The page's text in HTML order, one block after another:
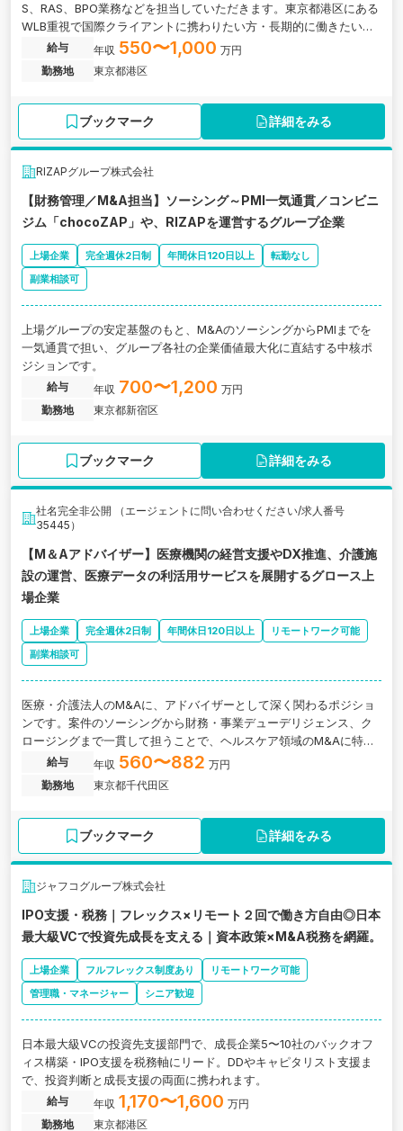
S、RAS、BPO業務などを担当していただきます。東京都港区にある
WLB重視で国際クライアントに携わりたい方・長期的に働きたい方
にオススメの税理士法人の求人です。
給与 年収 550〜1,000 万円
勤務地
東京都港区
ブックマーク 詳細をみる
RIZAPグループ株式会社
【財務管理／M&A担当】ソーシング～PMI一気通貫／コンビニ
ジム「chocoZAP」や、RIZAPを運営するグループ企業
上場企業 完全週休2日制 年間休日120日以上
転勤なし
副業相談可
上場グループの安定基盤のもと、M&AのソーシングからPMIまでを
一気通貫で担い、グループ各社の企業価値最大化に直結する中核ポ
ジションです。
給与 年収 700〜1,200 万円
勤務地
東京都新宿区
ブックマーク 詳細をみる
社名完全非公開 （エージェントに問い合わせください/求人番号
35445）
【M＆Aアドバイザー】医療機関の経営支援やDX推進、介護施
設の運営、医療データの利活用サービスを展開するグロース上
場企業
上場企業 完全週休2日制 年間休日120日以上
リモートワーク可能
副業相談可
医療・介護法人のM&Aに、アドバイザーとして深く関わるポジショ
ンです。案件のソーシングから財務・事業デューデリジェンス、ク
ロージングまで一貫して担うことで、ヘルスケア領域のM&Aに特化
した高度な専門性を身につけられます。
給与 年収 560〜882 万円
勤務地
東京都千代田区
ブックマーク 詳細をみる
ジャフコグループ株式会社
IPO支援・税務｜フレックス×リモート２回で働き方自由◎日本
最大級VCで投資先成長を支える｜資本政策×M&A税務を網羅。
上場企業 フルフレックス制度あり
リモートワーク可能
管理職・マネージャー
シニア歓迎
日本最大級VCの投資先支援部門で、成長企業5〜10社のバックオフ
ィス構築・IPO支援を税務軸にリード。DDやキャピタリスト支援ま
で、投資判断と成長支援の両面に携われます。
給与 年収 1,170〜1,600 万円
勤務地
東京都港区